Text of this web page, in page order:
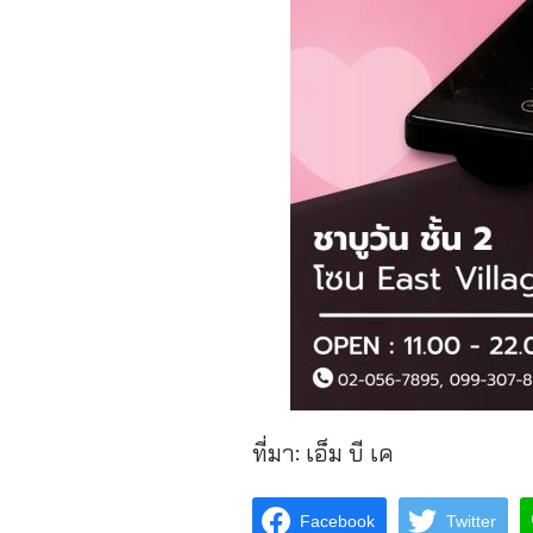
ที่มา: เอ็ม บี เค
Facebook Twitter